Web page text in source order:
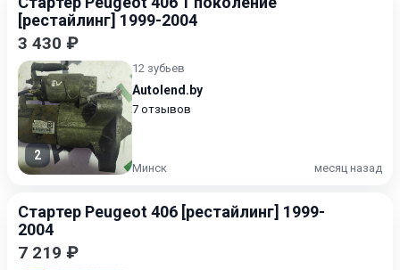
[рестайлинг] 1999-2004
3 430 ₽
2
12 зубьев
Autolend.by
7 отзывов
Минск месяц назад
Стартер Peugeot 406 [рестайлинг] 1999-
2004
7 219 ₽